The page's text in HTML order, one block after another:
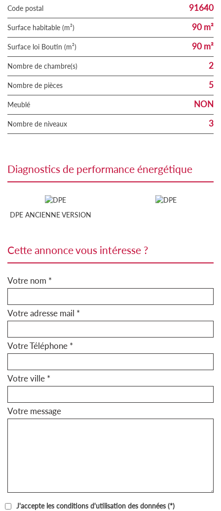
Code postal 91640
Surface habitable (m²) 90 m²
Surface loi Boutin (m²) 90 m²
Nombre de chambre(s) 2
Nombre de pièces 5
Meublé NON
Nombre de niveaux 3
diagnostics de performance énergétique
DPE ANCIENNE VERSION
cette annonce vous intéresse ?
Votre nom *
Votre adresse mail *
Votre Téléphone *
Votre ville *
Votre message
J'accepte les conditions d'utilisation des données (*)